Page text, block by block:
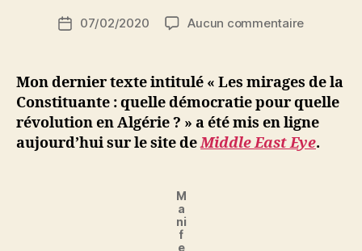
de
N
Date07/02/2020 Aucun commentairesur
de
:
quelle
Mon dernier texte intitulé « Les mirages de la
Constituante : quelle démocratie pour quelle
révolution en Algérie ? » a été mis en ligne
aujourd’hui sur le site deMiddle East Eye.
M
a
ni
f
e